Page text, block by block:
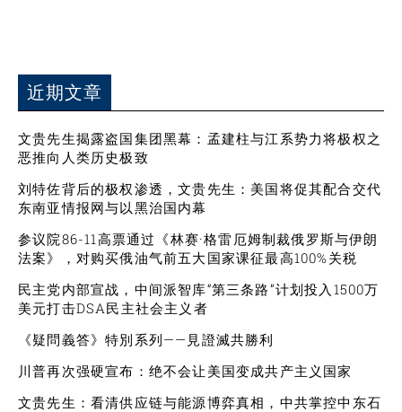
近期文章
文贵先生揭露盗国集团黑幕：孟建柱与江系势力将极权之
恶推向人类历史极致
刘特佐背后的极权渗透，文贵先生：美国将促其配合交代
东南亚情报网与以黑治国内幕
参议院86-11高票通过《林赛·格雷厄姆制裁俄罗斯与伊朗
法案》，对购买俄油气前五大国家课征最高100%关税
民主党内部宣战，中间派智库“第三条路”计划投入1500万
美元打击DSA民主社会主义者
《疑問義答》特別系列——見證滅共勝利
川普再次强硬宣布：绝不会让美国变成共产主义国家
文贵先生：看清供应链与能源博弈真相，中共掌控中东石